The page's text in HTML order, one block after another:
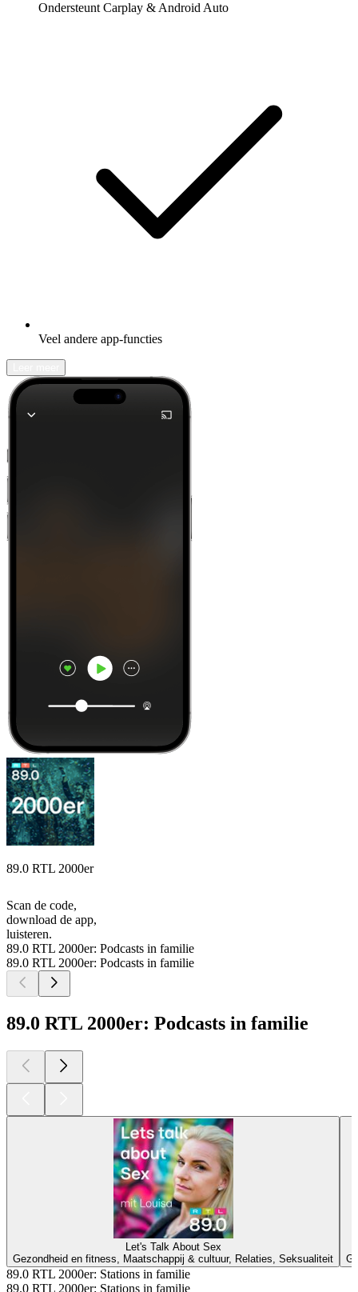
Ondersteunt Carplay & Android Auto
Veel andere app-functies
89.0 RTL 2000er
Scan de code,
download de app,
luisteren.
89.0 RTL 2000er: Podcasts in familie
89.0 RTL 2000er: Podcasts in familie
89.0 RTL 2000er: Podcasts in familie
Let's Talk About Sex
Gezondheid en fitness, Maatschappij & cultuur, Relaties, Seksualiteit
89.0 RTL 2000er: Stations in familie
89.0 RTL 2000er: Stations in familie